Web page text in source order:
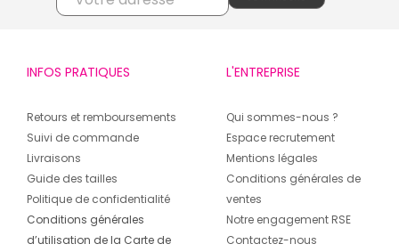
INFOS PRATIQUES
Retours et remboursements
Suivi de commande
Livraisons
Guide des tailles
Politique de confidentialité
Conditions générales
d’utilisation de la Carte de
L'ENTREPRISE
Qui sommes-nous ?
Espace recrutement
Mentions légales
Conditions générales de
ventes
Notre engagement RSE
Contactez-nous